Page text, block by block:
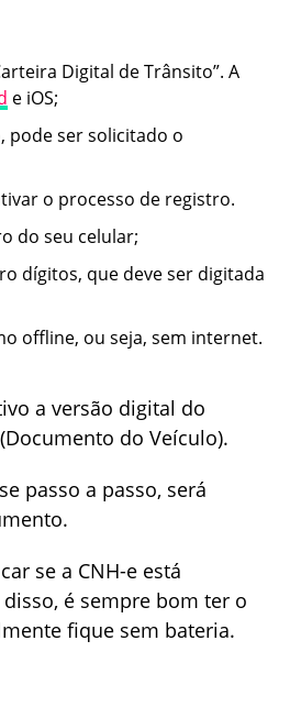
Digital de Trânsito”. A
e iOS;
pode ser solicitado o
o processo de registro.
do seu celular;
dígitos, que deve ser digitada
offline, ou seja, sem internet.
a versão digital do
do Veículo).
passo a passo, será
se a CNH-e está
é sempre bom ter o
fique sem bateria.